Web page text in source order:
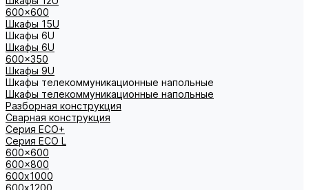
600x600
Шкафы 15U
Шкафы 6U
Шкафы 6U
600x350
Шкафы 9U
Шкафы телекоммуникационные напольные
Шкафы телекоммуникационные напольные
Разборная конструкция
Сварная конструкция
Серия ECO+
Серия ECO L
600x600
600x800
600х1000
600х1200